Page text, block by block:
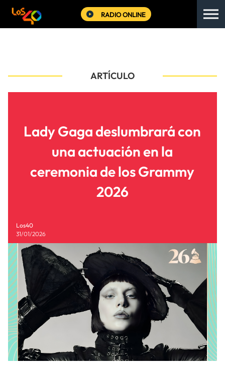
RADIO ONLINE
ARTÍCULO
Lady Gaga deslumbrará con
una actuación en la
ceremonia de los Grammy
2026
Los40
31/01/2026